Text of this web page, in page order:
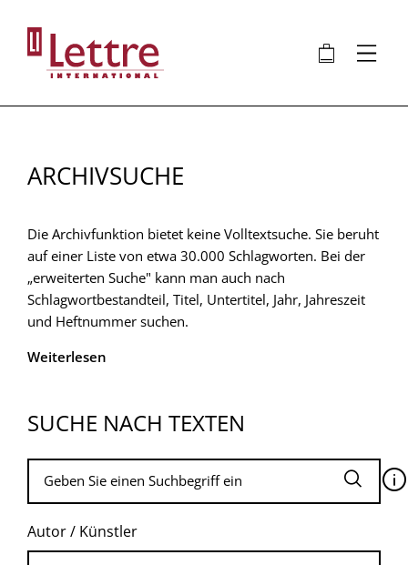
Inhalt
🛍 ⋮
ARCHIVSUCHE
Die Archivfunktion bietet keine Volltextsuche. Sie beruht
auf einer Liste von etwa 30.000 Schlagworten. Bei der
„erweiterten Suche" kann man auch nach
Schlagwortbestandteil, Titel, Untertitel, Jahr, Jahreszeit
und Heftnummer suchen.
Weiterlesen
SUCHE NACH TEXTEN
🛈
Autor / Künstler